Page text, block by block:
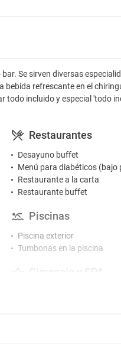
Se sirven diversas
refrescante en el
todo incluido y especial 'todo
Restaurantes
Desayuno buffet
Menú para diabéticos (bajo
Restaurante a la carta
Restaurante buffet
Piscinas
Piscina exterior
Tumbonas en la piscina
Jacuzzi